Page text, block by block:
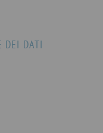
DEI DATI